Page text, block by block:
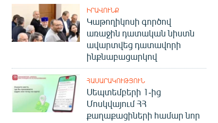
ԻՐԱՎՈՒՆՔ
Կաթողիկոսի գործով
առաջին դատական նիստն
ավարտվեց դատավորի
ինքնաբացարկով
ՀԱՍԱՐԱԿՈՒԹՅՈՒՆ
Սեպտեմբերի 1-ից
Մոսկվայում ՀՀ
քաղաքացիների համար նոր